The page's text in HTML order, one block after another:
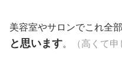
美容室やサロンでこれ全部
と思います。 （高くて